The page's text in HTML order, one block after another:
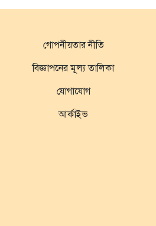
গোপনীয়তার নীতি
বিজ্ঞাপনের মূল্য তালিকা
যোগাযোগ
আর্কাইভ